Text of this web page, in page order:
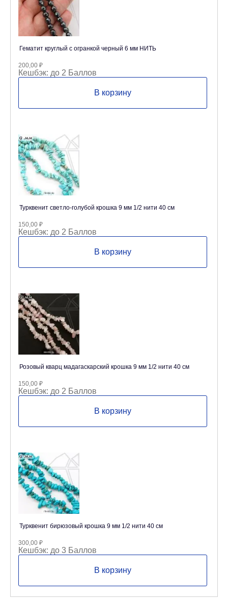
Гематит круглый с огранкой черный 6 мм НИТЬ
200,00 ₽
Кешбэк: до 2 Баллов
В корзину
Турквенит светло-голубой крошка 9 мм 1/2 нити 40 см
150,00 ₽
Кешбэк: до 2 Баллов
В корзину
Розовый кварц мадагаскарский крошка 9 мм 1/2 нити 40 см
150,00 ₽
Кешбэк: до 2 Баллов
В корзину
Турквенит бирюзовый крошка 9 мм 1/2 нити 40 см
300,00 ₽
Кешбэк: до 3 Баллов
В корзину